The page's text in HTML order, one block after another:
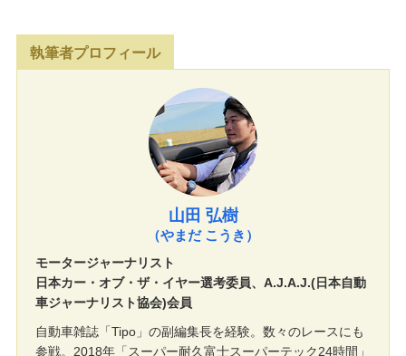
執筆者プロフィール
山田 弘樹
（やまだ こうき）
モータージャーナリスト
日本カー・オブ・ザ・イヤー選考委員、A.J.A.J.(日本自動
車ジャーナリスト協会)会員
自動車雑誌「Tipo」の副編集長を経験。数々のレースにも
参戦。2018年「スーパー耐久富士スーパーテック24時間」